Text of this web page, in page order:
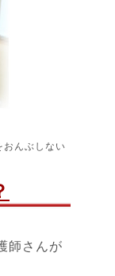
おんぶしない
師
師さんが